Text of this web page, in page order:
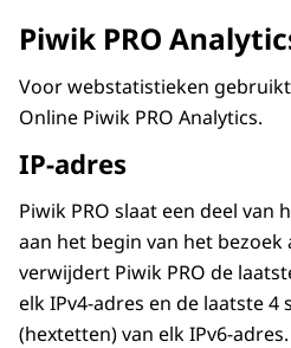
Piwik PRO
Voor webstatistieken
Online Piwik PRO Analytics.
IP-adres
Piwik PRO slaat een deel van
aan het begin van het bezoek
verwijdert Piwik PRO de
elk IPv4-adres en de laatste 4
(hextetten) van elk IPv6-